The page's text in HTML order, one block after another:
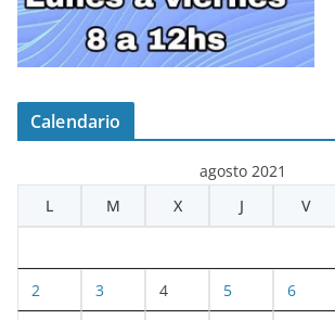
Calendario
agosto 2021
L
M X J V
2 3 4 5 6